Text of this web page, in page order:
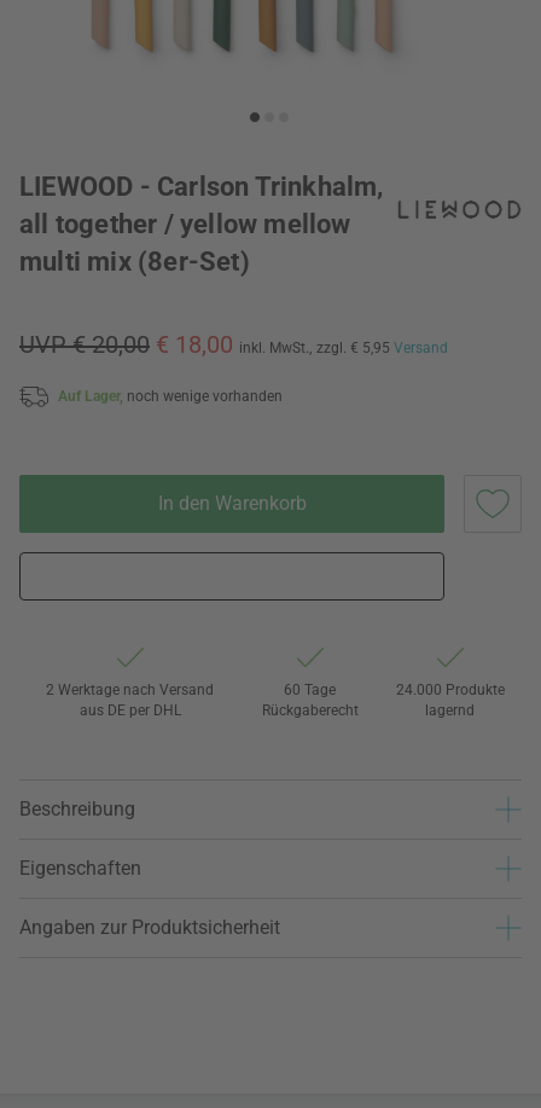
LIEWOOD - Carlson Trinkhalm,
all together / yellow mellow
multi mix (8er-Set)
UVP € 20,00 € 18,00 inkl. MwSt., zzgl. € 5,95 Versand
Auf Lager, noch wenige vorhanden
In den Warenkorb
2 Werktage nach Versand
aus DE per DHL
60 Tage
Rückgaberecht
24.000 Produkte
lagernd
Beschreibung
Eigenschaften
Angaben zur Produktsicherheit